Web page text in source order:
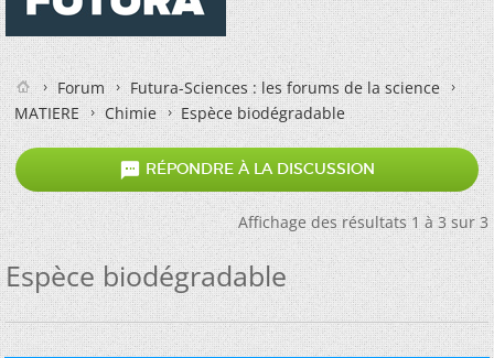
Forum
Futura-Sciences : les forums de la science
MATIERE
Chimie Espèce biodégradable
 RÉPONDRE À LA DISCUSSION
Affichage des résultats 1 à 3 sur 3
Espèce biodégradable